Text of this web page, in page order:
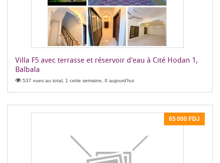
Villa F5 avec terrasse et réservoir d'eau à Cité Hodan 1,
Balbala
537 vues au total, 1 cette semaine, 0 aujourd'hui
65 000 FDJ